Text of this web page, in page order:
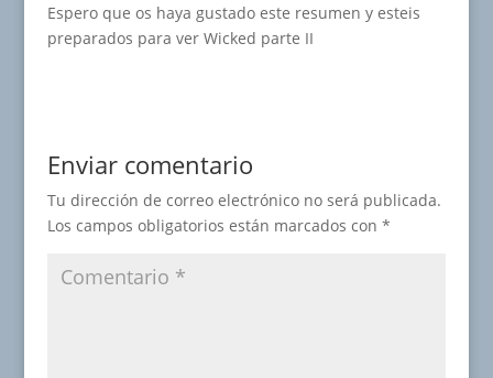
Espero que os haya gustado este resumen y esteis
preparados para ver Wicked parte II
Enviar comentario
Tu dirección de correo electrónico no será publicada.
Los campos obligatorios están marcados con *